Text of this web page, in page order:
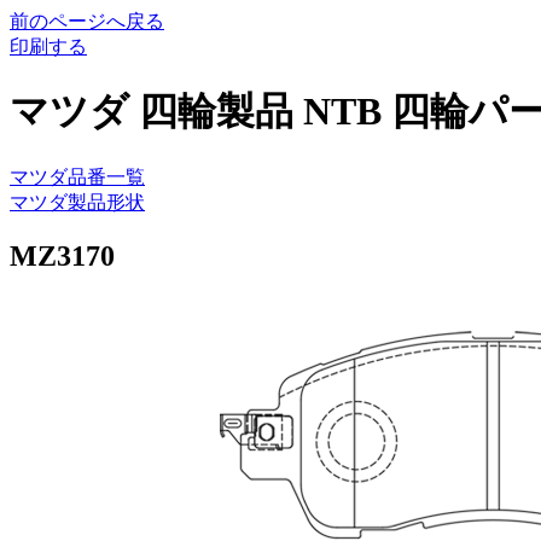
前のページへ戻る
印刷する
マツダ 四輪製品 NTB 四輪パ
マツダ品番一覧
マツダ製品形状
MZ3170